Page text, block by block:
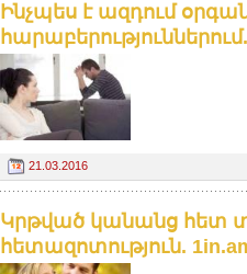
Ինչպես է ազդում
21.03.2016
Կրթված կանանց հետ
հետազոտություն.